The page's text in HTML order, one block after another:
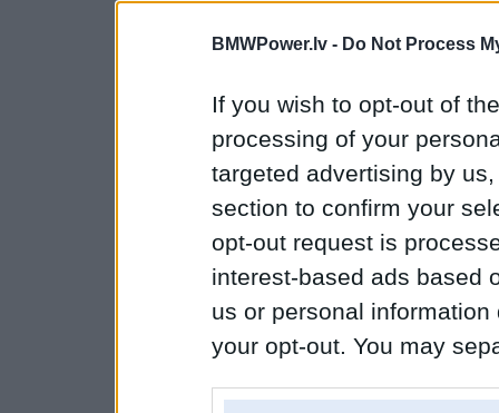
BMWPower.lv - Do Not Process
If you wish to opt-out of
processing of your
targeted advertising by
section to confirm your
opt-out request is
interest-based ads based
us or personal
your opt-out. You may